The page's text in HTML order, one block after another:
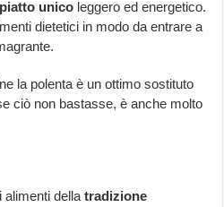
piatto unico leggero ed energetico.
dietetici in modo da entrare a
la polenta è un ottimo sostituto
ciò non bastasse, è anche molto
alimenti dellatradizione